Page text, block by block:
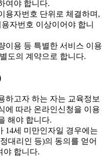
여야 합니다.
용자번호 단위로 체결하며,
자번호 이상이어야 합니
이용 등 특별한 서비스 이용
도의 계약으로 합니다.
하고자 하는 자는 교육정보
에 따라 온라인신청을 이용
해야 합니다.
14세 미만인자일 경우에는
대리인 등)의 동의를 얻어
야 합니다.